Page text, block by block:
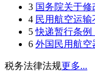
3 国务院关于
4 民用航空运输
5 快递暂行条例
6 外国民用航空
税务法律法规更多...